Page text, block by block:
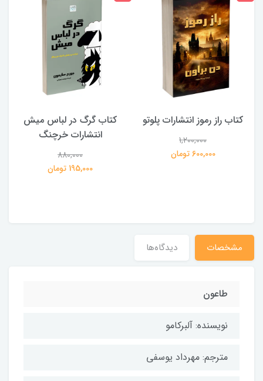
کتاب راز رموز انتشارات پلوتو
1,200,000
600,000 تومان
کتاب گرگ در لباس میش
انتشارات خرچنگ
880,000
195,000 تومان
مشخصات دیدگاه‌ها
طاعون
نویسنده: آلبرکامو
مترجم: مهرداد یوسفی